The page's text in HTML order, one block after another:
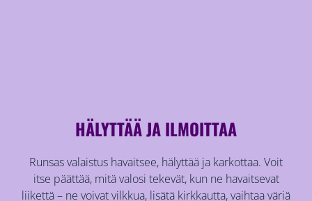
HÄLYTTÄÄ JA ILMOITTAA
Runsas valaistus havaitsee, hälyttää ja karkottaa. Voit
itse päättää, mitä valosi tekevät, kun ne havaitsevat
liikettä – ne voivat vilkkua, lisätä kirkkautta, vaihtaa väriä